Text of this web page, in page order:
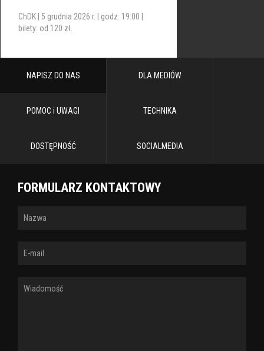
ChDK | 5 grudnia 2026 r. | godz. 19:00 |
bilety: od 120 zł.
NAPISZ DO NAS DLA MEDIÓW
POMOC i UWAGI TECHNIKA
DOSTĘPNOŚĆ SOCIALMEDIA
FORMULARZ KONTAKTOWY